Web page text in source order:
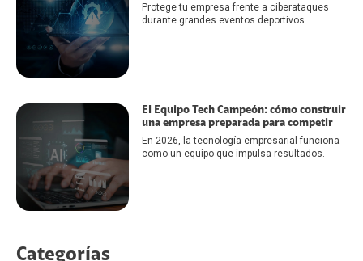
Protege tu empresa frente a ciberataques
durante grandes eventos deportivos.
El Equipo Tech Campeón: cómo construir
una empresa preparada para competir
En 2026, la tecnología empresarial funciona
como un equipo que impulsa resultados.
Categorías